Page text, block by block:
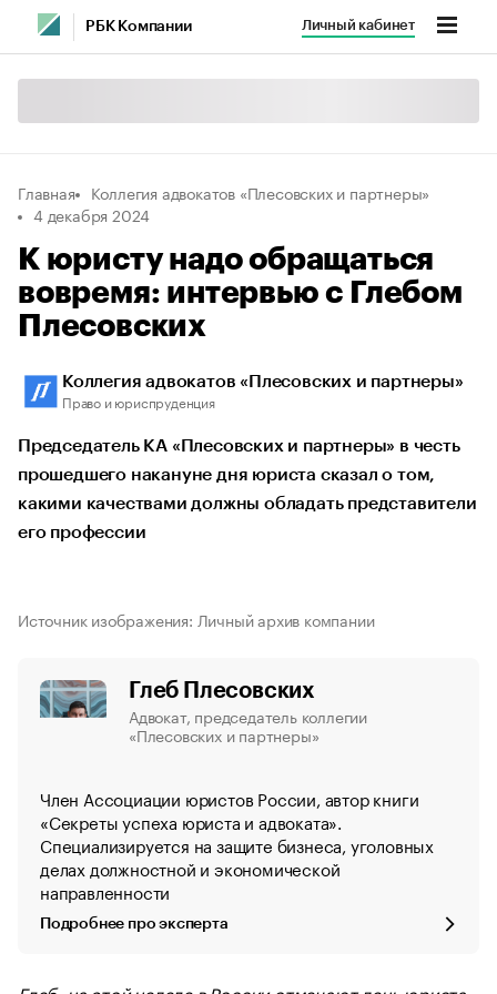
РБК Компании Личный кабинет
Главная
Коллегия адвокатов «Плесовских и партнеры»
4 декабря 2024
К юристу надо обращаться
вовремя: интервью с Глебом
Плесовских
Коллегия адвокатов «Плесовских и партнеры»
Право и юриспруденция
Председатель КА «Плесовских и партнеры» в честь
прошедшего накануне дня юриста сказал о том,
какими качествами должны обладать представители
его профессии
Источник изображения: Личный архив компании
Глеб Плесовских
Адвокат, председатель коллегии
«Плесовских и партнеры»
Член Ассоциации юристов России, автор книги
«Секреты успеха юриста и адвоката».
Специализируется на защите бизнеса, уголовных
делах должностной и экономической
направленности
Подробнее про эксперта